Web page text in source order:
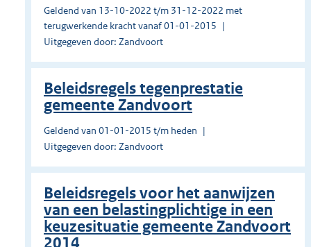
Geldend van 13-10-2022 t/m 31-12-2022 met
terugwerkende kracht vanaf 01-01-2015
Uitgegeven door: Zandvoort
Beleidsregels tegenprestatie
gemeente Zandvoort
Geldend van 01-01-2015 t/m heden
Uitgegeven door: Zandvoort
Beleidsregels voor het aanwijzen
van een belastingplichtige in een
keuzesituatie gemeente Zandvoort